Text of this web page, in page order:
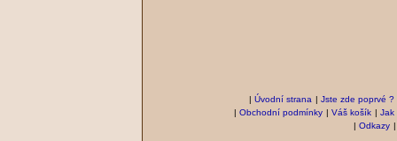
| Úvodní strana | Jste zde poprvé ?
| Obchodní podmínky | Váš košík | Jak
| Odkazy